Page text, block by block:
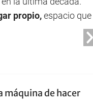
propio,espacio que
máquina de hacer